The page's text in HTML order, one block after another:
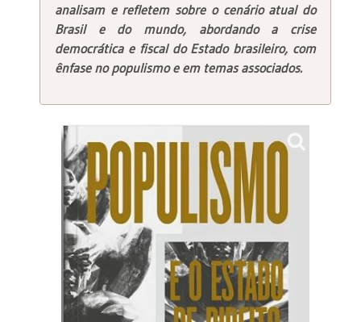
analisam e refletem sobre o cenário atual do
Brasil e do mundo, abordando a crise
democrática e fiscal do Estado brasileiro, com
ênfase no populismo e em temas associados.